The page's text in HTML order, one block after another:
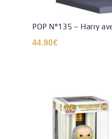
POP N°135 – Harry
44.90€